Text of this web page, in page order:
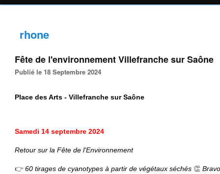
rhone
Fête de l'environnement Villefranche sur Saône
Publié le 18 Septembre 2024
Place des Arts - Villefranche sur Saône
Samedi 14 septembre 2024
Retour sur la Fête de l'Environnement
👉 60 tirages de cyanotypes à partir de végétaux séchés 👏